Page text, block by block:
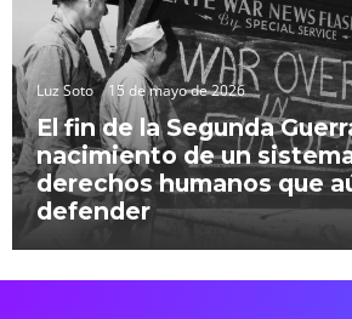
Luz Soto 15 de mayo de 2026
El fin de la Segunda
nacimiento de un
derechos humanos que
defender